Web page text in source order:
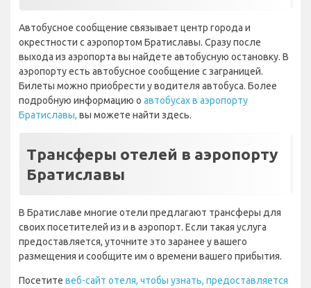
Автобусное сообщение связывает центр города и
окрестности с аэропортом Братиславы. Сразу после
выхода из аэропорта вы найдете автобусную остановку. В
аэропорту есть автобусное сообщение с заграницей.
Билеты можно приобрести у водителя автобуса. Более
подробную информацию о автобусах в аэропорту
Братиславы, вы можете найти здесь.
Трансферы отелей в аэропорту
Братиславы
В Братиславе многие отели предлагают трансферы для
своих посетителей из и в аэропорт. Если такая услуга
предоставляется, уточните это заранее у вашего
размещения и сообщите им о времени вашего прибытия.
Посетите веб-сайт отеля, чтобы узнать, предоставляется